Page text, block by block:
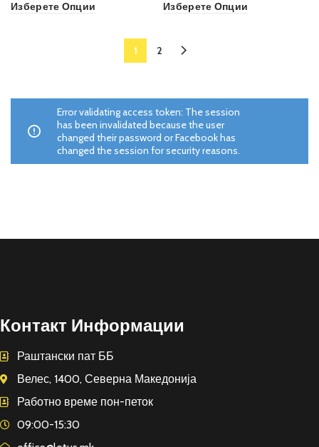
Изберете Опции
Изберете Опции
1 2
Error validating access token: The session
has been invalidated because the user
changed their password or Facebook has
changed the session for security reasons.
Контакт Информации
Раштански пат ББ
Велес, 1400, Северна Македонија
Работно време пон-петок
09:00-15:30